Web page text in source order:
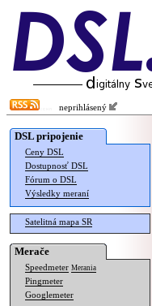
neprihlásený
DSL pripojenie
Ceny DSL
Dostupnosť DSL
Fórum o DSL
Výsledky meraní
Satelitná mapa SR
Merače
Speedmeter Merania
Pingmeter
Googlemeter